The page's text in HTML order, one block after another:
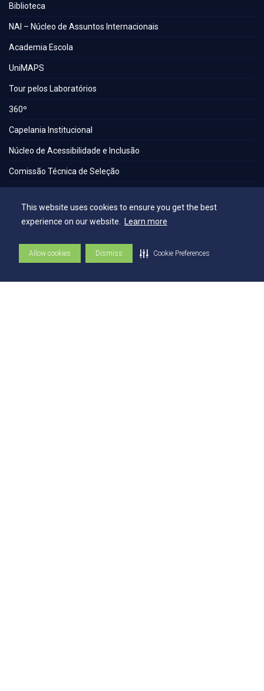
This website uses cookies to ensure you get the best
experience on our website. Learn more
Allow cookies Dismiss Cookie Preferences
Biblioteca
NAI – Núcleo de Assuntos Internacionais
Academia Escola
UniMAPS
Tour pelos Laboratórios
360º
Capelania Institucional
Núcleo de Acessibilidade e Inclusão
Comissão Técnica de Seleção
Contatos
Ouvidoria